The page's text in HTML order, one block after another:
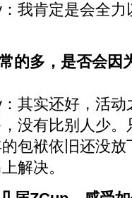
肯定是会全力
的多，是否会因
实还好，活动
没有比别人少
包袱依旧还没
解决。